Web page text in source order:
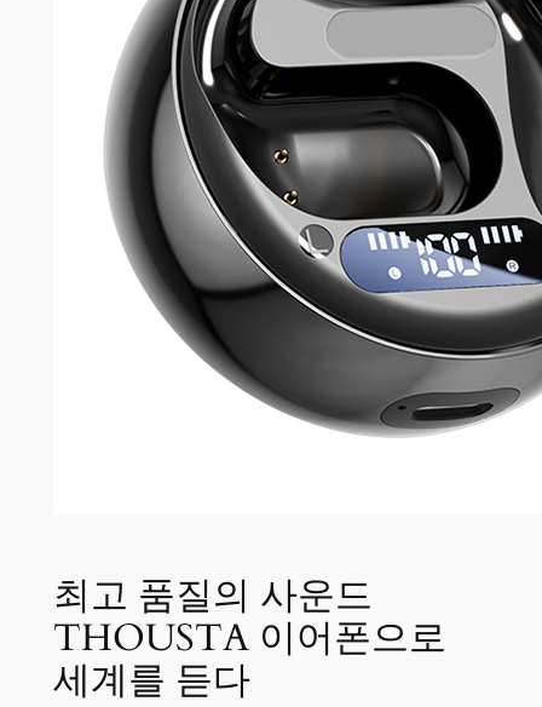
최고 품질의 사운드
THOUSTA 이어폰으로
세계를 듣다